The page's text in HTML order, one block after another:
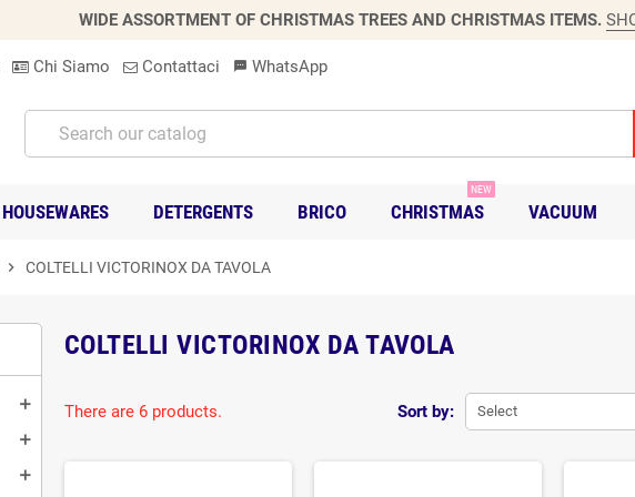
WIDE ASSORTMENT OF CHRISTMAS TREES AND CHRISTMAS ITEMS.
Chi Siamo Contattaci sms WhatsApp
HOUSEWARES DETERGENTS BRICO CHRISTMAS
NEW
VACUUM
chevron_right COLTELLI VICTORINOX DA TAVOLA
COLTELLI VICTORINOX DA TAVOLA
Sort by: Select
There are 6 products.